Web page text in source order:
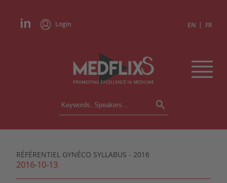
Login EN | FR
CONFERENCES
INSTITUTIONS
EXPERTS
RÉFÉRENTIEL GYNÉCO SYLLABUS - 2016
2016-10-13